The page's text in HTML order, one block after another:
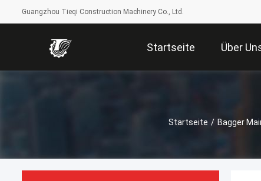
Guangzhou Tieqi Construction Machinery Co., Ltd.
Startseite Über
Startseite / Bagger